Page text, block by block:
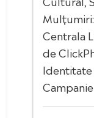
Centrala
de
Identitate